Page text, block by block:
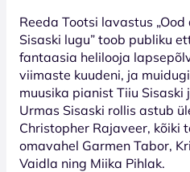
Reeda Tootsi lavastus
Sisaski lugu” toob publiku
fantaasia helilooja
viimaste kuudeni, ja
muusika pianist Tiiu Sisaski
Urmas Sisaski rollis astub
Christopher Rajaveer, kõiki
omavahel Garmen Tabor,
Vaidla ning Miika Pihlak.